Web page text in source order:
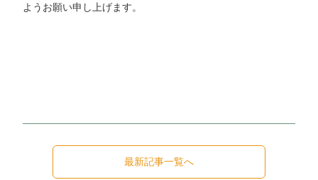
ようお願い申し上げます。
最新記事一覧へ